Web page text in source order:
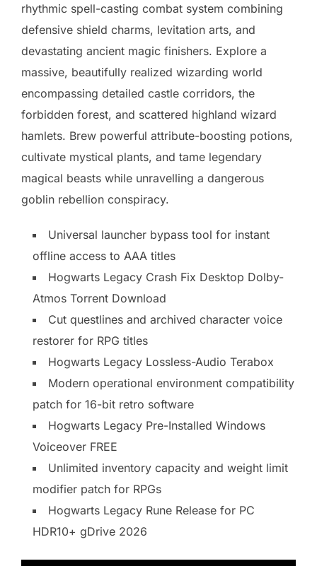
rhythmic spell-casting combat system combining
defensive shield charms, levitation arts, and
devastating ancient magic finishers. Explore a
massive, beautifully realized wizarding world
encompassing detailed castle corridors, the
forbidden forest, and scattered highland wizard
hamlets. Brew powerful attribute-boosting potions,
cultivate mystical plants, and tame legendary
magical beasts while unravelling a dangerous
goblin rebellion conspiracy.
Universal launcher bypass tool for instant
offline access to AAA titles
Hogwarts Legacy Crash Fix Desktop Dolby-
Atmos Torrent Download
Cut questlines and archived character voice
restorer for RPG titles
Hogwarts Legacy Lossless-Audio Terabox
Modern operational environment compatibility
patch for 16-bit retro software
Hogwarts Legacy Pre-Installed Windows
Voiceover FREE
Unlimited inventory capacity and weight limit
modifier patch for RPGs
Hogwarts Legacy Rune Release for PC
HDR10+ gDrive 2026